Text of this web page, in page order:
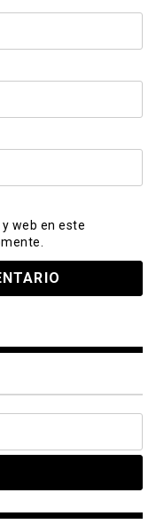
web en este